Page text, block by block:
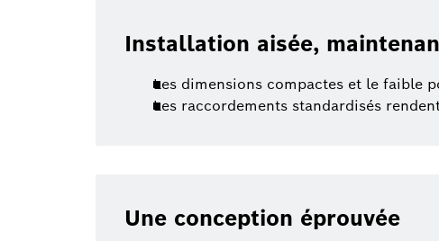
Installation aisée,
Les dimensions compactes et le faible
Les raccordements standardisés
Une conception éprouvée